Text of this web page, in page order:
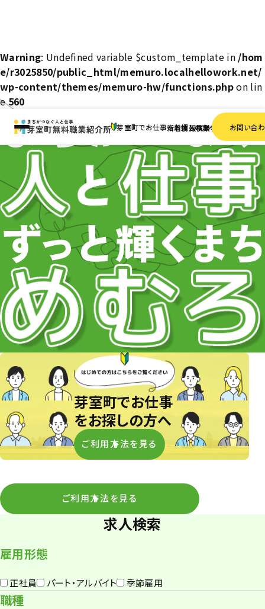
Warning: Undefined variable $custom_template in /hom
e/r3025850/public_html/memuro.localhellowork.net/
wp-content/themes/memuro-hw/functions.phpon lin
e560
芽室町でお仕事をお探しの方へ
新着情報求人検索事業者一覧お問い合
芽室町でお仕事
をお探しの方へ
ご利用方法を見る
ご利用方法を見る
求人検索
雇用形態
正社員 パート・アルバイト 季節雇用
職種